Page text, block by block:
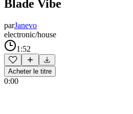
Blade Vibe
parJanevo
electronic/house
1:52
Acheter le titre
0:00